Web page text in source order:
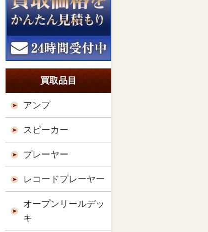
買取品目
アンプ
スピーカー
プレーヤー
レコードプレーヤー
オープンリールデッ
キ